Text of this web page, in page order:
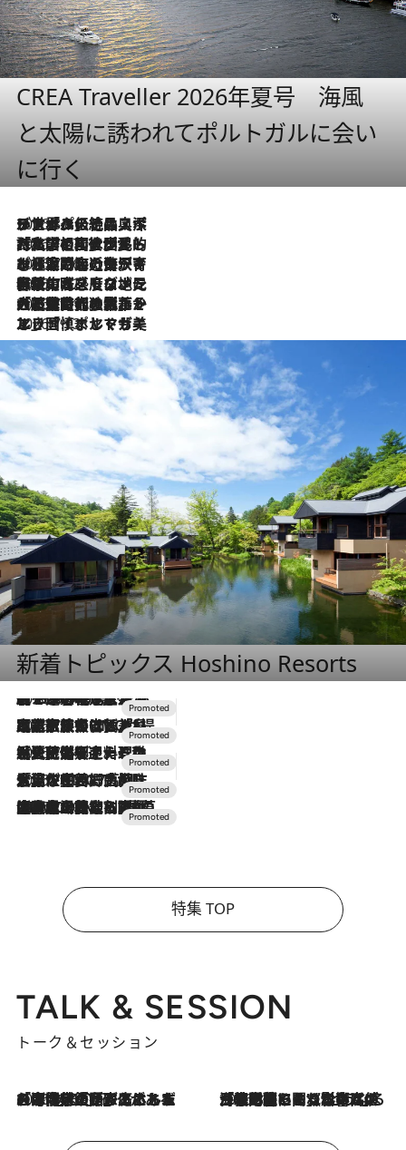
CREA Traveller 2026年夏号 海風
と太陽に誘われてポルトガルに会い
に行く
2026.8.8
リスボンの絶品スイーツ「パステル・デ・ナタ」とは？ポルトガル伝統の奥深い世界へ
2026.7.27
「私の祖国はポルトガル語です」国民的詩人フェルナンド・ペソアと、彼が愛した文学の街を歩く
2026.7.26
ポルトガル近海が育む極上の海の幸。キリリと冷えた白ワインと愉しむ、シーフード専門店の贅沢
2026.7.22
伝統の味をモダンに昇華。高感度な地元客が集う、リスボンの最旬ガストロノミー
2026.7.21
大航海時代の栄華から、震災、独裁、そして革命へ。ポルトガル・首都リスボンの石畳に刻まれた「歴史の光と影」
2026.7.13
エッセイ・ヤマザキマリ「慎ましくも美しき国 ポルトガル」
新着トピックス Hoshino Resorts
2026.8.7
【トンボの足水浴】ヒノキの香りに包まれて涼感マックス！約13℃の湧水かけ流しを避暑地「星野温泉 トンボの湯」で体験
2026.7.31
【ホテル帰省】という選択肢をOMOが提案。家族とほどよい距離を保つには「昼は実家、夜は気兼ねなくホテルで！」
2026.7.24
【夏限定ディナーコース】旬を迎える稚鮎や花ズッキーニなどをイタリア・トスカーナの郷土料理の手法で満喫！
2026.7.17
「土佐和ハーブかき氷」がOMO7高知に登場！生姜、山椒、大葉など目にも舌にも涼を呼ぶ郷土の味
2026.7.10
NEW OPEN！【界 草津】名湯の地に誕生。趣の異なる2種の温泉と上州ならではの会席・蕎麦割烹など美食を味わう究極の癒やし旅
特集 TOP
TALK & SESSION
トーク＆セッション
2026.8.3
「今後値上げがあるとすれば…」「リスクがあるのは今年の冬」エネルギー専門家が語る、ホルムズ海峡封鎖が家庭にもたらす“ある心配” 2026.8.3
「住宅建てられない…」「サーチャージ料の高値が続いている」ホルムズ海峡封鎖による影響はいつまで続く？《エネルギー専門家に聞く“どうなる日本の暮らし”》